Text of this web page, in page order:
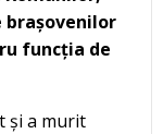
brașovenilor
funcția de
și a murit